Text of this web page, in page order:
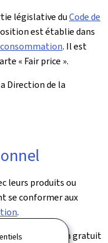
législative duCode de
est établie dans
consommation. Il est
« Fair price ».
Direction de la
leurs produits ou
se conformer aux
.
d’information gratuit